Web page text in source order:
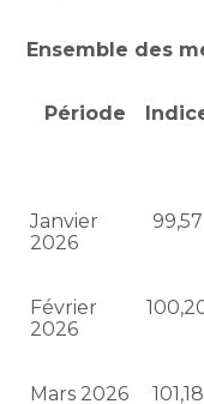
Ensemble des
Période
Janvier
2026
99,57
Février
2026
Mars 2026 101,18